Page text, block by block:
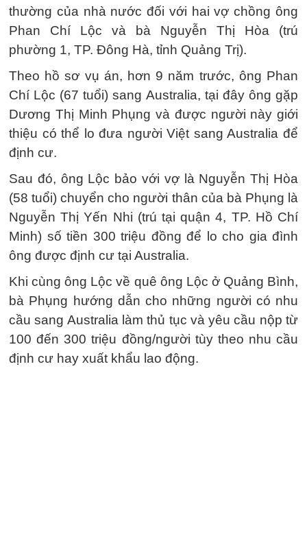
thường của nhà nước đối với hai vợ chồng ông
Phan Chí Lộc và bà Nguyễn Thị Hòa (trú
phường 1, TP. Đông Hà, tỉnh Quảng Trị).
Theo hồ sơ vụ án, hơn 9 năm trước, ông Phan
Chí Lộc (67 tuổi) sang Australia, tại đây ông gặp
Dương Thị Minh Phụng và được người này giới
thiệu có thể lo đưa người Việt sang Australia để
định cư.
Sau đó, ông Lộc bảo với vợ là Nguyễn Thị Hòa
(58 tuổi) chuyển cho người thân của bà Phụng là
Nguyễn Thị Yến Nhi (trú tại quận 4, TP. Hồ Chí
Minh) số tiền 300 triệu đồng để lo cho gia đình
ông được định cư tại Australia.
Khi cùng ông Lộc về quê ông Lộc ở Quảng Bình,
bà Phụng hướng dẫn cho những người có nhu
cầu sang Australia làm thủ tục và yêu cầu nộp từ
100 đến 300 triệu đồng/người tùy theo nhu cầu
định cư hay xuất khẩu lao động.